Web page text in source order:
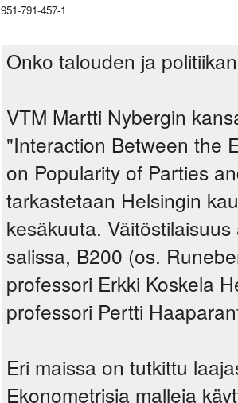
951-791-457-1
Onko talouden ja
VTM Martti Nybergin
"Interaction Between the
on Popularity of Parties
tarkastetaan Helsingin
kesäkuuta.
salissa, B200 (os.
professori Erkki Koskela
professori Pertti
Eri maissa on tutkittu
Ekonometrisia malleja